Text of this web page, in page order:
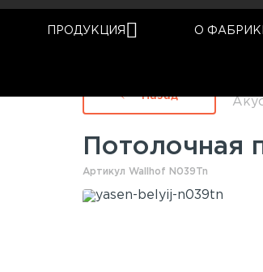
ПРОДУКЦИЯ О
Назад
Потолочная
Артикул Wallhof N039Tn